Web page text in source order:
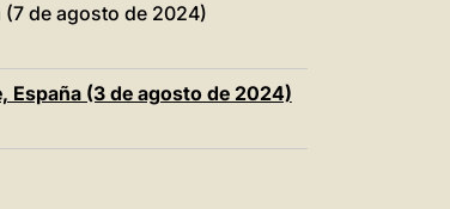
de agosto de 2024)
España (3 de agosto de 2024)